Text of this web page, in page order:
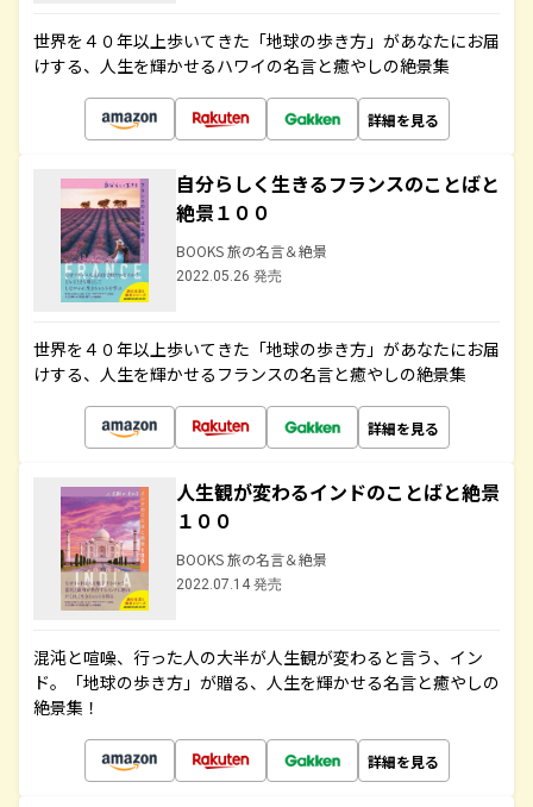
世界を４０年以上歩いてきた「地球の歩き方」があなたにお届
けする、人生を輝かせるハワイの名言と癒やしの絶景集
詳細を見る
自分らしく生きるフランスのことばと
絶景１００
BOOKS 旅の名言＆絶景
2022.05.26 発売
世界を４０年以上歩いてきた「地球の歩き方」があなたにお届
けする、人生を輝かせるフランスの名言と癒やしの絶景集
詳細を見る
人生観が変わるインドのことばと絶景
１００
BOOKS 旅の名言＆絶景
2022.07.14 発売
混沌と喧噪、行った人の大半が人生観が変わると言う、イン
ド。「地球の歩き方」が贈る、人生を輝かせる名言と癒やしの
絶景集！
詳細を見る